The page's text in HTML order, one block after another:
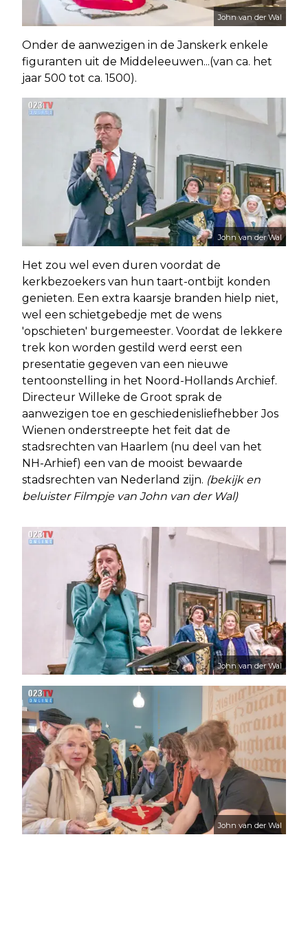
John van der Wal
Onder de aanwezigen in de Janskerk enkele
figuranten uit de Middeleeuwen...(van ca. het
jaar 500 tot ca. 1500).
John van der Wal
Het zou wel even duren voordat de
kerkbezoekers van hun taart-ontbijt konden
genieten. Een extra kaarsje branden hielp niet,
wel een schietgebedje met de wens
'opschieten' burgemeester. Voordat de lekkere
trek kon worden gestild werd eerst een
presentatie gegeven van een nieuwe
tentoonstelling in het Noord-Hollands Archief.
Directeur Willeke de Groot sprak de
aanwezigen toe en geschiedenisliefhebber Jos
Wienen onderstreepte het feit dat de
stadsrechten van Haarlem (nu deel van het
NH-Arhief) een van de mooist bewaarde
stadsrechten van Nederland zijn. (bekijk en
beluister Filmpje van John van der Wal)
John van der Wal
John van der Wal